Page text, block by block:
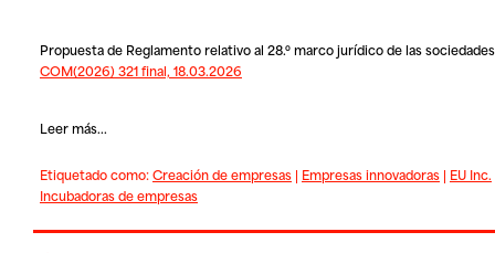
Propuesta de Reglamento relativo al 28.º marco jurídico de las
COM(2026) 321 final, 18.03.2026
Leer más...
Etiquetado como:Creación de empresas| Empresas innovadoras| EU Inc.
Incubadoras de empresas